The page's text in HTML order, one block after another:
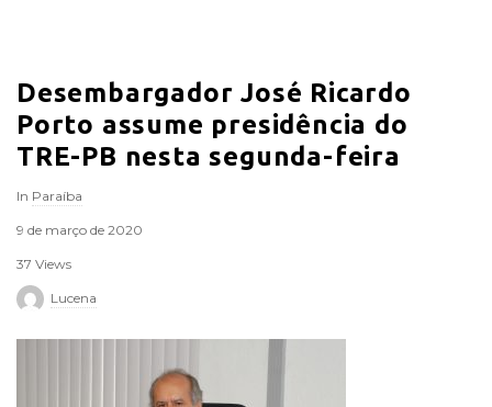
q
u
e
r
o
Desembargador José Ricardo
Porto assume presidência do
TRE-PB nesta segunda-feira
In Paraíba
9 de março de 2020
37 Views
Lucena